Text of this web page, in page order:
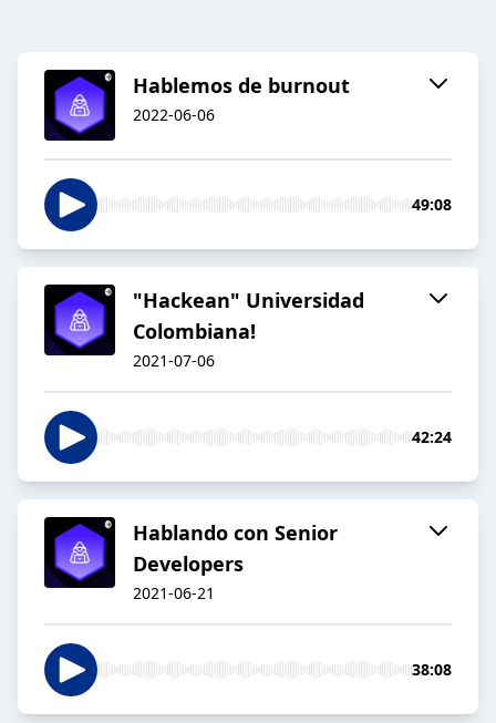
Hablemos de burnout
2022-06-06
49:08
"Hackean" Universidad
Colombiana!
2021-07-06
42:24
Hablando con Senior
Developers
2021-06-21
38:08